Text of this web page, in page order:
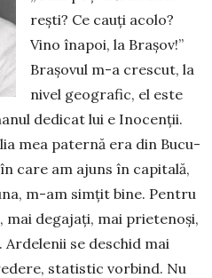
rești? Ce cauți acolo?
Vino înapoi, la Brașov!”
Bra­șovul m-a cres­cut, la
nivel geografic, el este
de­dicat lui e Inocenții.
mea paternă era din Bucu­
care am ajuns în capi­tală,
m-am sim­țit bine. Pentru
mai degajați, mai prietenoși,
Ardelenii se deschid mai
statistic vorbind. Nu